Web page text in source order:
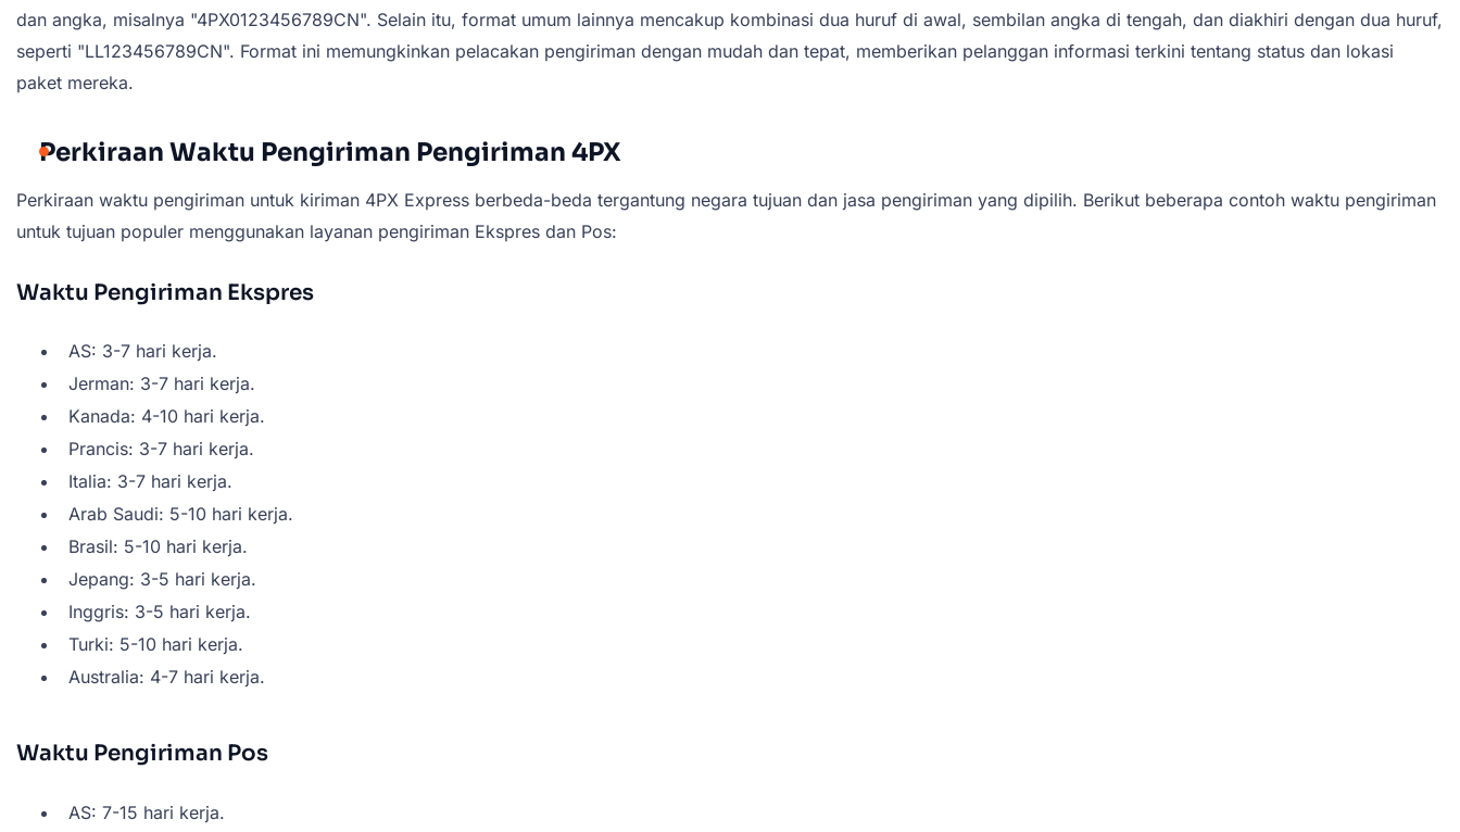
dan angka, misalnya "4PX0123456789CN". Selain itu, format umum lainnya mencakup kombinasi dua huruf di awal, sembilan angka di tengah, dan diakhiri dengan dua huruf,
seperti "LL123456789CN". Format ini memungkinkan pelacakan pengiriman dengan mudah dan tepat, memberikan pelanggan informasi terkini tentang status dan lokasi
paket mereka.
Perkiraan Waktu Pengiriman Pengiriman 4PX
Perkiraan waktu pengiriman untuk kiriman 4PX Express berbeda-beda tergantung negara tujuan dan jasa pengiriman yang dipilih. Berikut beberapa contoh waktu pengiriman
untuk tujuan populer menggunakan layanan pengiriman Ekspres dan Pos:
Waktu Pengiriman Ekspres
AS: 3-7 hari kerja.
Jerman: 3-7 hari kerja.
Kanada: 4-10 hari kerja.
Prancis: 3-7 hari kerja.
Italia: 3-7 hari kerja.
Arab Saudi: 5-10 hari kerja.
Brasil: 5-10 hari kerja.
Jepang: 3-5 hari kerja.
Inggris: 3-5 hari kerja.
Turki: 5-10 hari kerja.
Australia: 4-7 hari kerja.
Waktu Pengiriman Pos
AS: 7-15 hari kerja.